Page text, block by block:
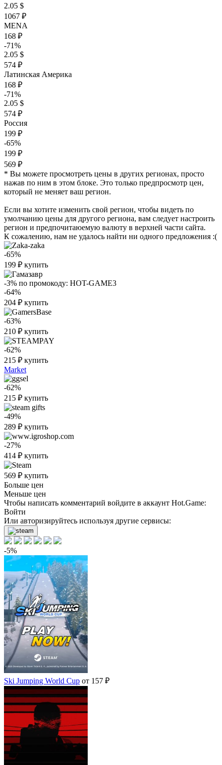
2.05 $
1067 ₽
MENA
168 ₽
-71%
2.05 $
574 ₽
Латинская Америка
168 ₽
-71%
2.05 $
574 ₽
Россия
199 ₽
-65%
199 ₽
569 ₽
* Вы можете просмотреть цены в других регионах, просто
нажав по ним в этом блоке. Это только предпросмотр цен,
который не меняет ваш регион.
Если вы хотите изменить свой регион, чтобы видеть по
умолчанию цены для другого региона, вам следует настроить
регион и предпочитаюемую валюту в верхней части сайта.
К сожалению, нам не удалось найти ни одного предложения :(
-65%
199 ₽ купить
-3% по промокоду: HOT-GAME3
-64%
204 ₽ купить
-63%
210 ₽ купить
-62%
215 ₽ купить
Market
-62%
215 ₽ купить
-49%
289 ₽ купить
-27%
414 ₽ купить
569 ₽ купить
Больше цен
Меньше цен
Чтобы написать комментарий войдите в аккаунт Hot.Game:
Войти
Или авторизируйтесь используя другие сервисы:
-5%
Ski Jumping World Cup от 157 ₽